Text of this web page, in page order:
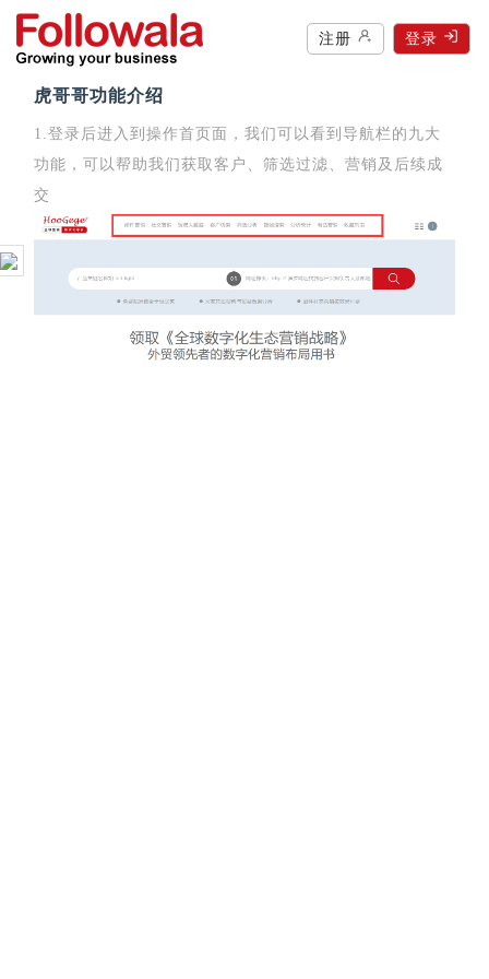
注册 登录
虎哥哥功能介绍
1.登录后进入到操作首页面，我们可以看到导航栏的九大
功能，可以帮助我们获取客户、筛选过滤、营销及后续成
交